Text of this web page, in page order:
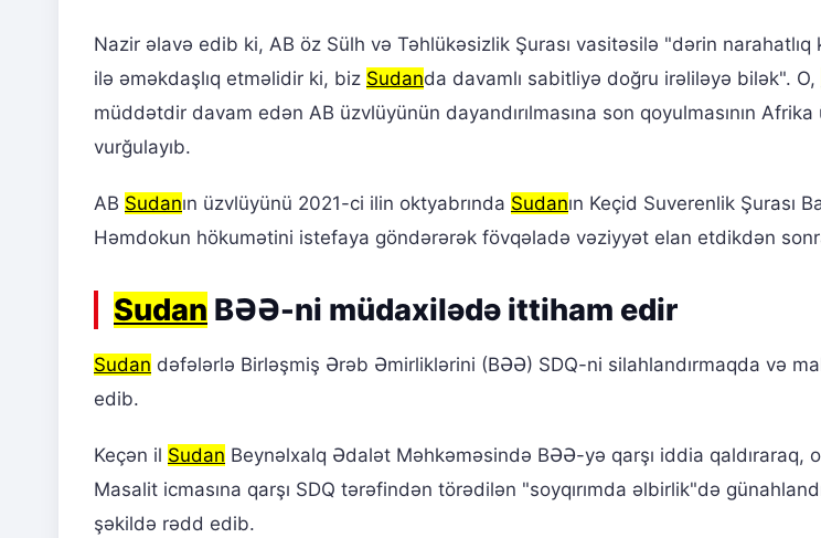
Nazir əlavə edib ki, AB öz Sülh və Təhlükəsizlik Şurası vasitəsilə "dərin narahatlıq
ilə əməkdaşlıq etməlidir ki, biz Sudanda davamlı sabitliyə doğru irəliləyə bilək". O,
müddətdir davam edən AB üzvlüyünün dayandırılmasına son qoyulmasının Afrika
vurğulayıb.
AB Sudanın üzvlüyünü 2021-ci ilin oktyabrında Sudanın Keçid Suverenlik Şurası
Həmdokun hökumətini istefaya göndərərək fövqəladə vəziyyət elan etdikdən
Sudan BƏƏ-ni müdaxilədə ittiham edir
Sudan dəfələrlə Birləşmiş Ərəb Əmirliklərini (BƏƏ) SDQ-ni silahlandırmaqda və
edib.
Keçən il Sudan Beynəlxalq Ədalət Məhkəməsində BƏƏ-yə qarşı iddia qaldıraraq,
Masalit icmasına qarşı SDQ tərəfindən törədilən "soyqırımda əlbirlik"də
şəkildə rədd edib.